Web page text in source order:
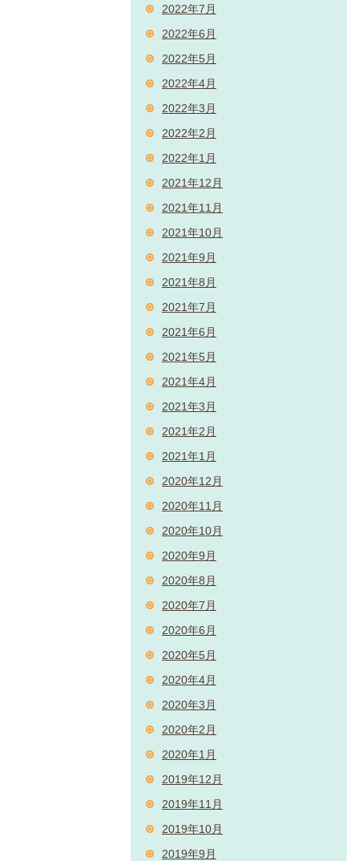
2022年7月
2022年6月
2022年5月
2022年4月
2022年3月
2022年2月
2022年1月
2021年12月
2021年11月
2021年10月
2021年9月
2021年8月
2021年7月
2021年6月
2021年5月
2021年4月
2021年3月
2021年2月
2021年1月
2020年12月
2020年11月
2020年10月
2020年9月
2020年8月
2020年7月
2020年6月
2020年5月
2020年4月
2020年3月
2020年2月
2020年1月
2019年12月
2019年11月
2019年10月
2019年9月